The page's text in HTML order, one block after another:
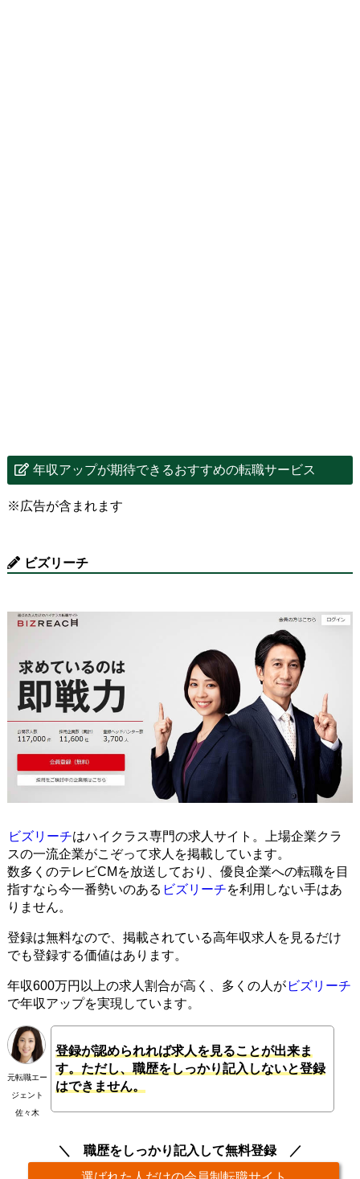
年収アップが期待できるおすすめの転職サービス
※広告が含まれます
ビズリーチ
ビズリーチはハイクラス専門の求人サイト。上場企業クラ
スの一流企業がこぞって求人を掲載しています。
数多くのテレビCMを放送しており、優良企業への転職を目
指すなら今一番勢いのある ビズリーチを利用しない手はあ
りません。
登録は無料なので、掲載されている高年収求人を見るだけ
でも登録する価値はあります。
年収600万円以上の求人割合が高く、多くの人が ビズリーチ
で年収アップを実現しています。
元転職エー
ジェント
佐々木
登録が認められれば求人を見ることが出来ま
す。ただし、職歴をしっかり記入しないと登録
はできません。
職歴をしっかり記入して無料登録